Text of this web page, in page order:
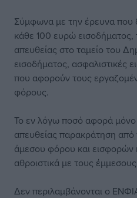
Σύμφωνα με την έρευνα που
κάθε 100 ευρώ
απευθείας στο ταμείο του
εισοδήματος, ασφαλιστικές
που αφορούν τους
φόρους.
Το εν λόγω ποσό αφορά μόνο
απευθείας παρακράτηση
άμεσου φόρου και εισφορών
αθροιστικά με τους
Δεν περιλαμβάνονται ο